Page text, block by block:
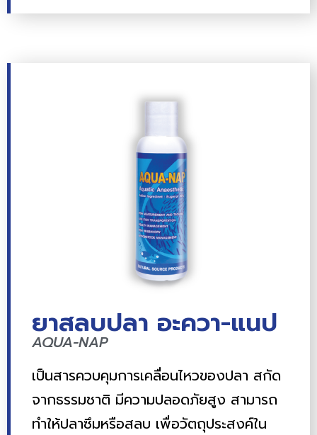
ยาสลบปลา อะควา-แนป
AQUA-NAP
เป็นสารควบคุมการเคลื่อนไหวของปลา สกัด
จากธรรมชาติ มีความปลอดภัยสูง สามารถ
ทำให้ปลาซึมหรือสลบ เพื่อวัตถุประสงค์ใน